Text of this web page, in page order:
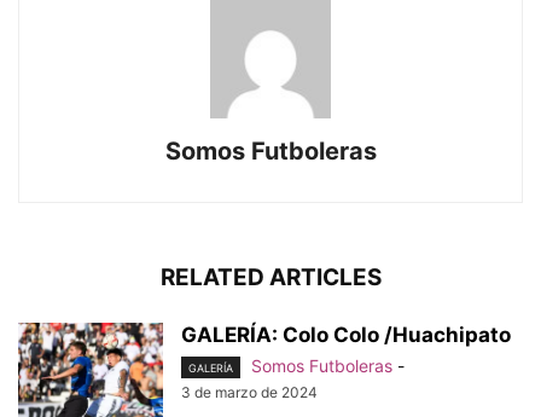
Somos Futboleras
RELATED ARTICLES
GALERÍA: Colo Colo /Huachipato
GALERÍA Somos Futboleras -
3 de marzo de 2024